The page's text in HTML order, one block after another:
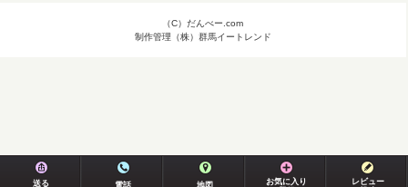
（C）だんべー.com
制作管理（株）群馬イートレンド
送る 電話 地図
お気に入り
レビュー